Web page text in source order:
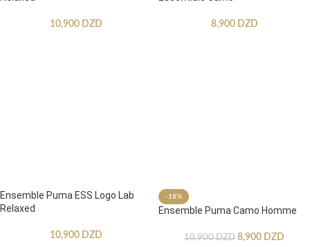
10,900 DZD 8,900 DZD
Ensemble Puma ESS Logo Lab
Relaxed
10,900 DZD
-18%
Ensemble Puma Camo Homme
10,900DZD 8,900 DZD